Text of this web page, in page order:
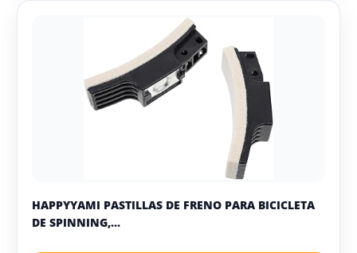
HAPPYYAMI PASTILLAS DE FRENO PARA BICICLETA
DE SPINNING,...